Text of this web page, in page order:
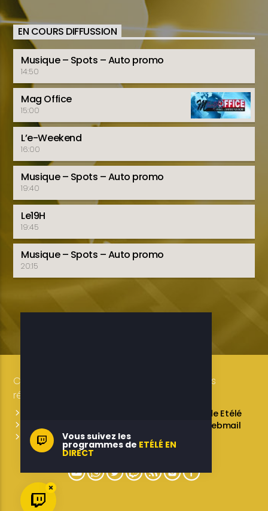
EN COURS DIFFUSSION
Musique – Spots – Auto promo
14:50
Mag Office
15:00
L’e-Weekend
16:00
Musique – Spots – Auto promo
19:40
Le19H
19:45
Musique – Spots – Auto promo
20:15
Copyright 2019-2025 ETELE BENIN Tous droits
réservés / Conception: LUXE CONSULTING
L’équipe de Etélé
Webmail
Contactez-nous
Vous suivez les
programmes de ETÉLÉ EN
DIRECT